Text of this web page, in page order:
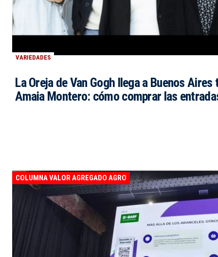
VARIEDADES
La Oreja de Van Gogh llega a Buenos
Amaia Montero: cómo comprar las
COLUMNA VALOR AGREGADO AGRO